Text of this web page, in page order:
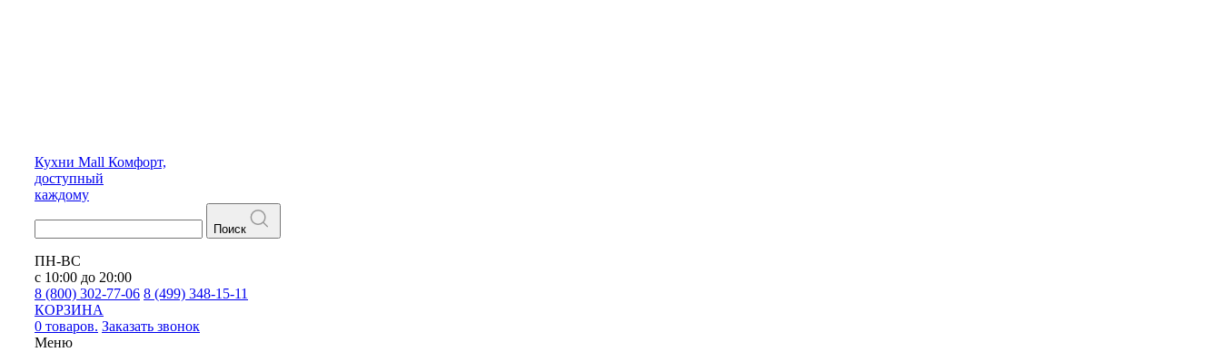
Кухни Mall Комфорт,
доступный
каждому
Поиск
ПН-ВС
с 10:00 до 20:00
8 (800) 302-77-06 8 (499) 348-15-11
КОРЗИНА
0 товаров. Заказать звонок
Меню